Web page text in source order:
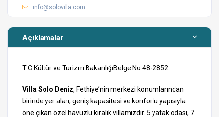
info@solovilla.com
Açıklamalar
T.C Kültür ve Turizm BakanlığıBelge No 48-2852
Villa Solo Deniz, Fethiye’nin merkezi konumlarından
birinde yer alan, geniş kapasitesi ve konforlu yapısıyla
öne çıkan özel havuzlu kiralık villamızdır. 5 yatak odası, 7